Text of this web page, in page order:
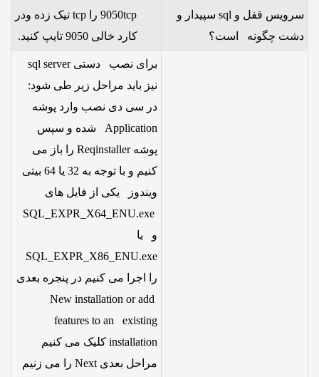
سرویس قفل و sql سپیدار و
دشت چگونه است؟
9050tcp را tcp تیک زده ودر
کارد خالی 9050 تایپ کنید.
برای نصب دستی sql server
نیز باید مراحل زیر طی شود:
در سی دی نصب وارد پوشه
Application شده و سپس
پوشه Reqinstaller را باز می
کنیم و با توجه به 32 یا 64 بیتی
ویندوز یکی از فایل های
SQL_EXPR_X64_ENU.exe
و یا
SQL_EXPR_X86_ENU.exe
را اجرا می کنیم در پنجره بعدی
New installation or add
features to an existing
installation کلیک می کنیم
مراحل بعدی Next را می زنیم